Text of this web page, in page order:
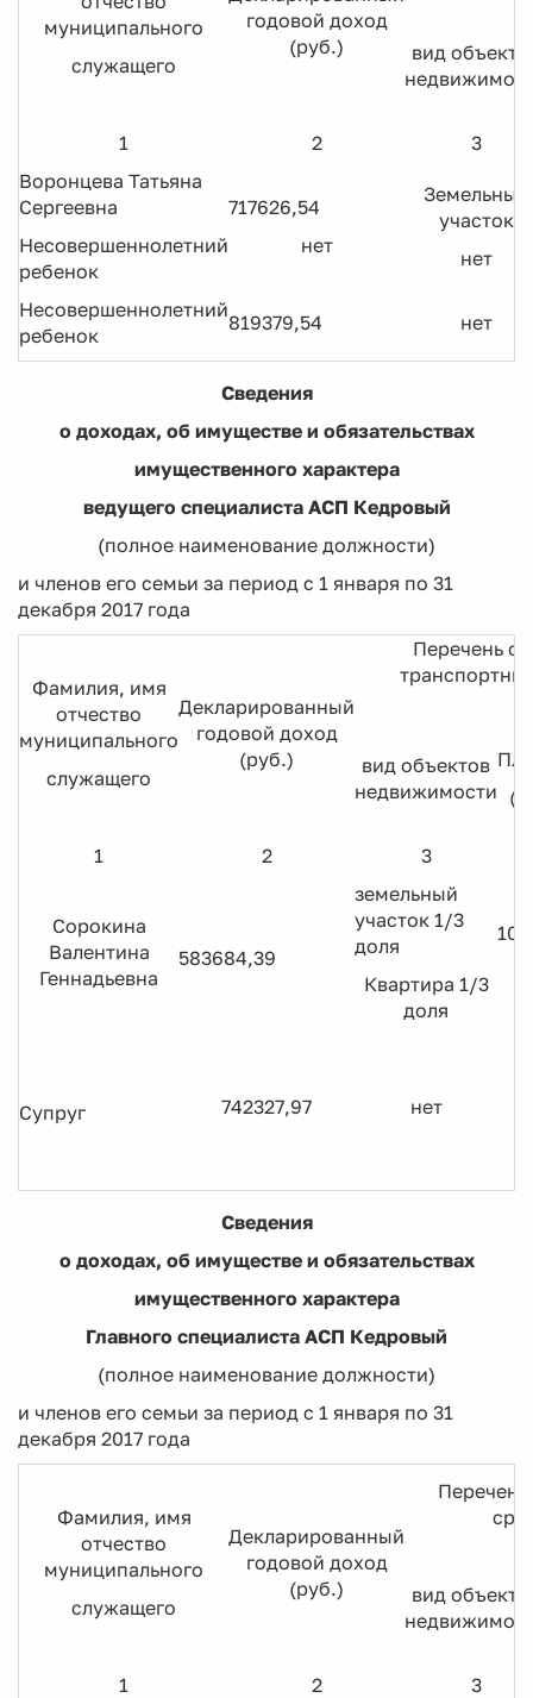
муниципального
служащего
годовой доход
(руб.)
вид
1 2
3
Воронцева Татьяна
Сергеевна
Несовершеннолетний
ребенок
717626,54
нет
Земельный
участок
нет
Несовершеннолетний
ребенок
819379,54 нет
Сведения
о доходах, об имуществе и обязательствах
имущественного характера
ведущего специалиста АСП Кедровый
(полное наименование должности)
и членов его семьи за период с 1 января по 31
декабря 2017 года
Фамилия, имя
отчество
муниципального
служащего
Декларированный
годовой доход
(руб.)
Перечень
вид объектов
недвижимости
1 2 3
Сорокина
Валентина
Геннадьевна
583684,39
земельный
участок 1/3
доля
Квартира 1/3
доля
Супруг 742327,97 нет
Сведения
о доходах, об имуществе и обязательствах
имущественного характера
Главного специалиста АСП Кедровый
(полное наименование должности)
и членов его семьи за период с 1 января по 31
декабря 2017 года
Фамилия, имя
отчество
муниципального
служащего
Декларированный
годовой доход
(руб.)
вид
1 2 3